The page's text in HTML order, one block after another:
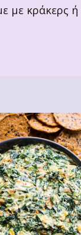
με κράκερς ή